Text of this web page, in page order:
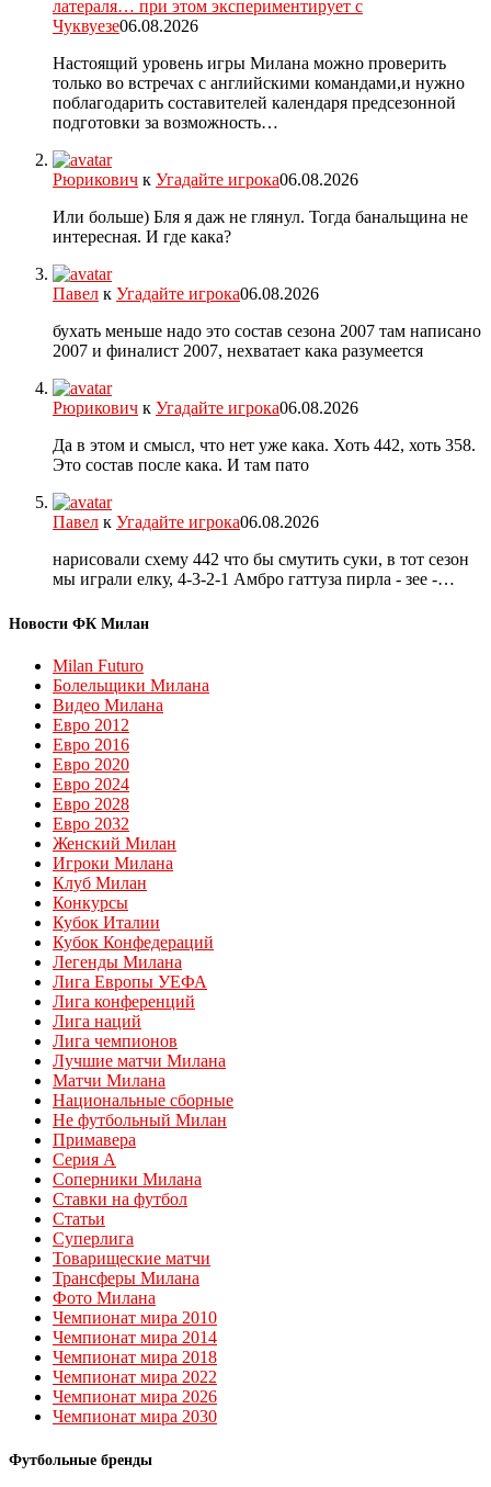
латераля… при этом экспериментирует с
Чуквуезе06.08.2026
Настоящий уровень игры Милана можно проверить
только во встречах с английскими командами,и нужно
поблагодарить составителей календаря предсезонной
подготовки за возможность…
Рюрикович к Угадайте игрока06.08.2026
Или больше) Бля я даж не глянул. Тогда банальщина не
интересная. И где кака?
Павел к Угадайте игрока06.08.2026
бухать меньше надо это состав сезона 2007 там написано
2007 и финалист 2007, нехватает кака разумеется
Рюрикович к Угадайте игрока06.08.2026
Да в этом и смысл, что нет уже кака. Хоть 442, хоть 358.
Это состав после кака. И там пато
Павел к Угадайте игрока06.08.2026
нарисовали схему 442 что бы смутить суки, в тот сезон
мы играли елку, 4-3-2-1 Амбро гаттуза пирла - зее -…
Новости ФК Милан
Milan Futuro
Болельщики Милана
Видео Милана
Евро 2012
Евро 2016
Евро 2020
Евро 2024
Евро 2028
Евро 2032
Женский Милан
Игроки Милана
Клуб Милан
Конкурсы
Кубок Италии
Кубок Конфедераций
Легенды Милана
Лига Европы УЕФА
Лига конференций
Лига наций
Лига чемпионов
Лучшие матчи Милана
Матчи Милана
Национальные сборные
Не футбольный Милан
Примавера
Серия А
Соперники Милана
Ставки на футбол
Статьи
Суперлига
Товарищеские матчи
Трансферы Милана
Фото Милана
Чемпионат мира 2010
Чемпионат мира 2014
Чемпионат мира 2018
Чемпионат мира 2022
Чемпионат мира 2026
Чемпионат мира 2030
Футбольные бренды